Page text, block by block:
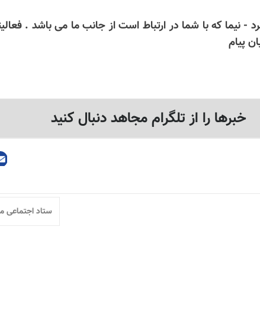
- نیما که با شما در ارتباط است از جانب ما می باشد .
پیام
خبرها را از تلگرام مجاهد دنبال کنید
ستاد اجتماعی